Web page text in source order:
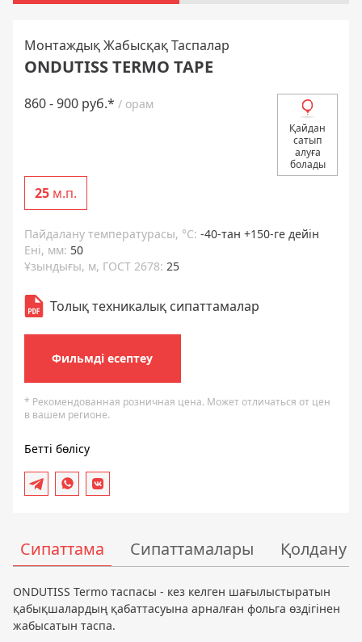
Монтаждық Жабысқақ Таспалар
ONDUTISS TERMO TAPE
860 - 900 руб.* / орам
Қайдан
сатып
алуға
болады
25м.п.
Пайдалану температурасы, °C: -40-тан +150-ге дейін
Ені, мм: 50
Ұзындығы, м, ГОСТ 2678: 25
Толық техникалық сипаттамалар
Фильмді есептеу
* Рекомендованная розничная цена. Может отличаться от цен
в вашем регионе.
Бетті бөлісу
Сипаттама Сипаттамалары Қолдану
ONDUTISS Termo таспасы - кез келген шағылыстыратын
қабықшалардың қабаттасуына арналған фольга өздігінен
жабысатын таспа.